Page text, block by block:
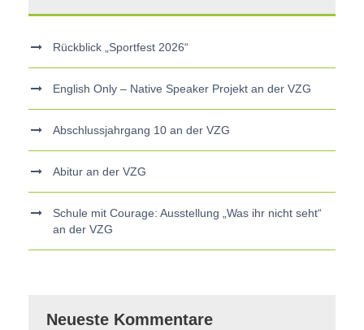
Rückblick „Sportfest 2026“
English Only – Native Speaker Projekt an der VZG
Abschlussjahrgang 10 an der VZG
Abitur an der VZG
Schule mit Courage: Ausstellung „Was ihr nicht seht“
an der VZG
Neueste Kommentare